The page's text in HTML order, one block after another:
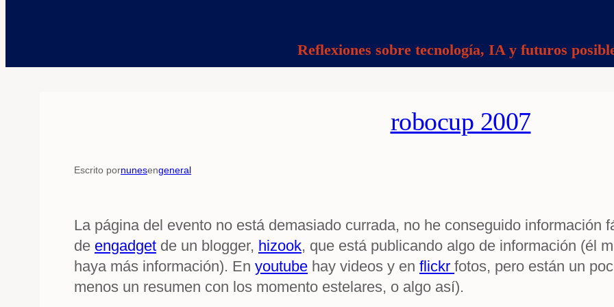
Reflexiones sobre tecnología, IA y futuros
robocup 2007
Escrito pornunesengeneral
La página del evento no está demasiado currada, no he conseguido información
de engadget de un blogger, hizook, que está publicando algo de información (él
haya más información). En youtube hay videos y en flickr fotos, pero están un
menos un resumen con los momento estelares, o algo así).